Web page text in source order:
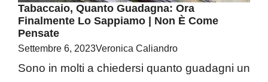
Tabaccaio, Quanto Guadagna: Ora
Finalmente Lo Sappiamo | Non È Come
Pensate
Settembre 6, 2023Veronica Caliandro
Sono in molti a chiedersi quanto guadagni un